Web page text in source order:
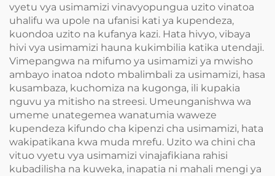
vyetu vya usimamizi vinavyopungua uzito vinatoa
uhalifu wa upole na ufanisi kati ya kupendeza,
kuondoa uzito na kufanya kazi. Hata hivyo, vibaya
hivi vya usimamizi hauna kukimbilia katika utendaji.
Vimepangwa na mifumo ya usimamizi ya mwisho
ambayo inatoa ndoto mbalimbali za usimamizi, hasa
kusambaza, kuchomiza na kugonga, ili kupakia
nguvu ya mitisho na streesi. Umeunganishwa wa
umeme unategemea wanatumia waweze
kupendeza kifundo cha kipenzi cha usimamizi, hata
wakipatikana kwa muda mrefu. Uzito wa chini cha
vituo vyetu vya usimamizi vinajafikiana rahisi
kubadilisha na kuweka, inapatia ni mahali mengi ya